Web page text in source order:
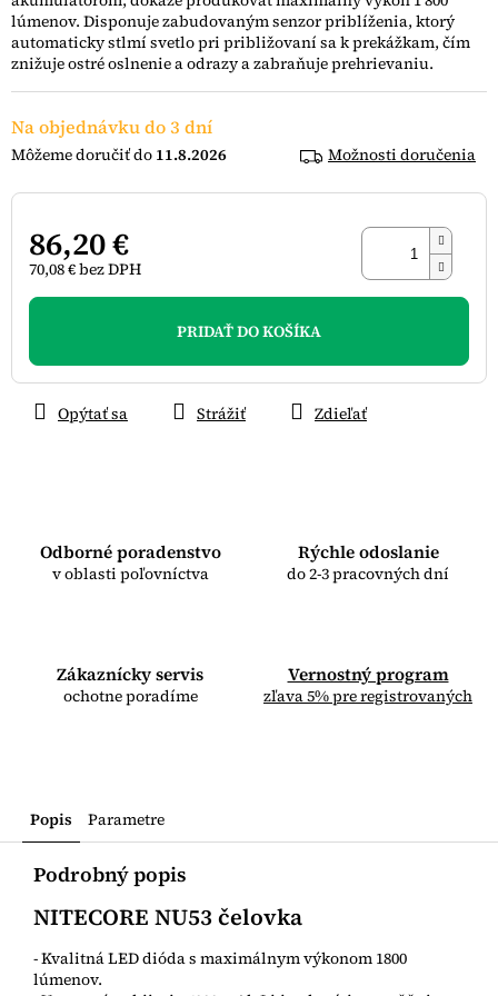
Na objednávku do 3 dní
11.8.2026 Možnosti doručenia
86,20 €
70,08 € bez DPH
Jednotková
PRIDAŤ DO KOŠÍKA
Odborné poradenstvo
v oblasti poľovníctva
Rýchle odoslanie
do 2-3 pracovných dní
Zákaznícky servis
ochotne poradíme
Vernostný program
zľava 5% pre registrovaných
lúmenov. Disponuje zabudovaným senzor priblíženia, ktorý
automaticky stlmí svetlo pri približovaní sa k prekážkam, čím
znižuje ostré oslnenie a odrazy a zabraňuje prehrievaniu.
Opýtať sa Strážiť Zdieľať
hviezdičiek.
Popis Parametre
Podrobný popis
NITECORE NU53 čelovka
- Kvalitná LED dióda s maximálnym výkonom 1800
lúmenov.